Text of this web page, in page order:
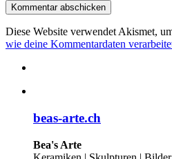
Diese Website verwendet Akismet,
wie deine Kommentardaten
beas-arte.ch
Bea's Arte